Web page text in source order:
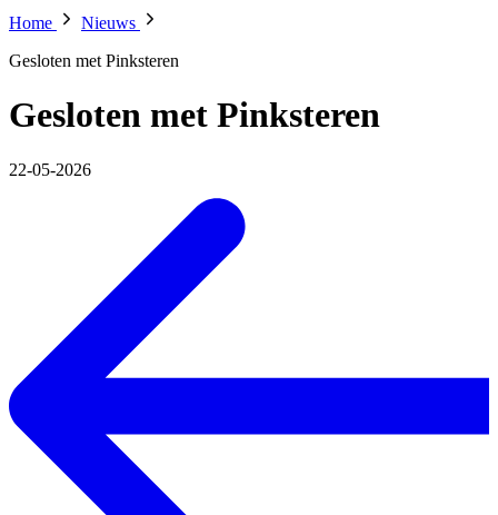
Home
Nieuws
Gesloten met Pinksteren
Gesloten met Pinksteren
22-05-2026